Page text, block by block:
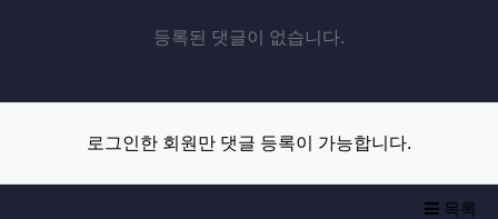
등록된 댓글이 없습니다.
로그인한 회원만 댓글 등록이 가능합니다.
목록